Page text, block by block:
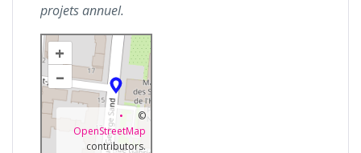
projets annuel.
+
–
©
OpenStreetMap
contributors.